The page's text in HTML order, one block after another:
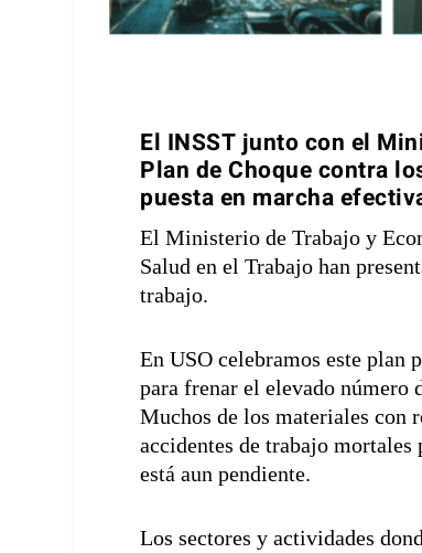
El INSST junto con el
Plan de Choque contra
puesta en marcha
El Ministerio de Trabajo y
Salud en el Trabajo han
trabajo.
En USO celebramos este plan
para frenar el elevado número
Muchos de los materiales con
accidentes de trabajo
está aun pendiente.
Los sectores y actividades